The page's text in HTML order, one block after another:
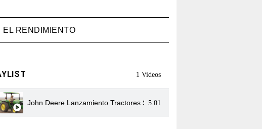
RENDIMIENTO
1 Videos
John Deere Lanzamiento Tractores Serie 5D - 5E
5:01